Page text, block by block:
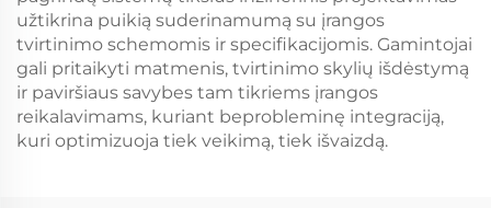
užtikrina puikią suderinamumą su įrangos
tvirtinimo schemomis ir specifikacijomis. Gamintojai
gali pritaikyti matmenis, tvirtinimo skylių išdėstymą
ir paviršiaus savybes tam tikriems įrangos
reikalavimams, kuriant beprobleminę integraciją,
kuri optimizuoja tiek veikimą, tiek išvaizdą.